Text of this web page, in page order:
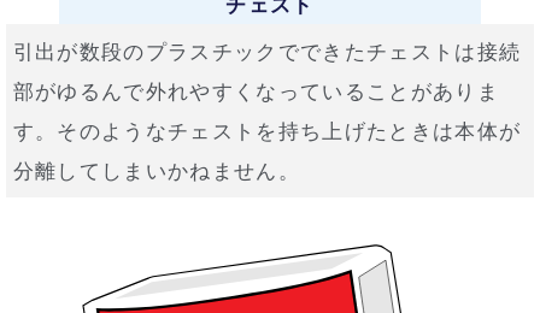
引出が数段のプラスチックでできたチェストは接続
部がゆるんで外れやすくなっていることがありま
す。そのようなチェストを持ち上げたときは本体が
分離してしまいかねません。